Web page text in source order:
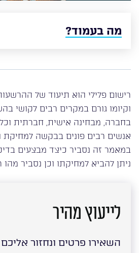
מה בעמוד?
רישום פלילי הוא תיעוד של
וקיומו גורם במקרים רבים לקושי
בחברה, מבחינה אישית, חברתית
אנשים רבים פונים בבקשה למחיקת
במאמר זה נסביר כיצד מבצעים
ניתן להביא למחיקתו וכן נסביר
לייעוץ מהיר
השאירו פרטים ונחזור